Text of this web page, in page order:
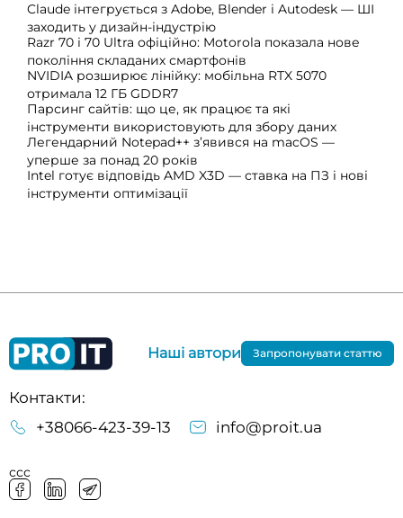
Claude інтегрується з Adobe, Blender і Autodesk — ШІ
заходить у дизайн-індустрію
Razr 70 і 70 Ultra офіційно: Motorola показала нове
покоління складаних смартфонів
NVIDIA розширює лінійку: мобільна RTX 5070
отримала 12 ГБ GDDR7
Парсинг сайтів: що це, як працює та які
інструменти використовують для збору даних
Легендарний Notepad++ з’явився на macOS —
уперше за понад 20 років
Intel готує відповідь AMD X3D — ставка на ПЗ і нові
інструменти оптимізації
Контакти:
+38066-423-39-13
info@proit.ua
ссс
Наші автори Запропонувати статтю